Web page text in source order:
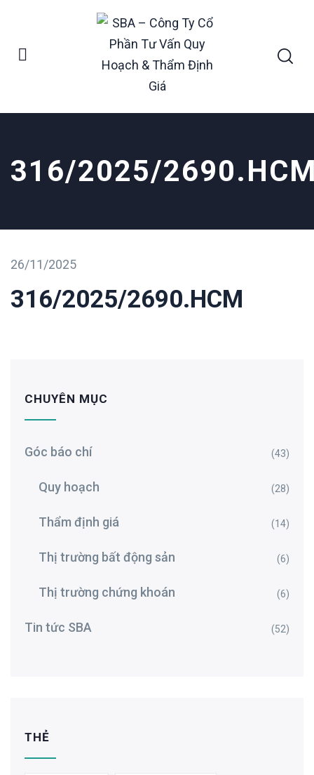
316/2025/
26/11/2025
316/2025/2690.HCM
CHUYÊN MỤC
Góc báo chí (43)
Quy hoạch (28)
Thẩm định giá (14)
Thị trường bất động sản (6)
Thị trường chứng khoán (6)
Tin tức SBA (52)
THẺ